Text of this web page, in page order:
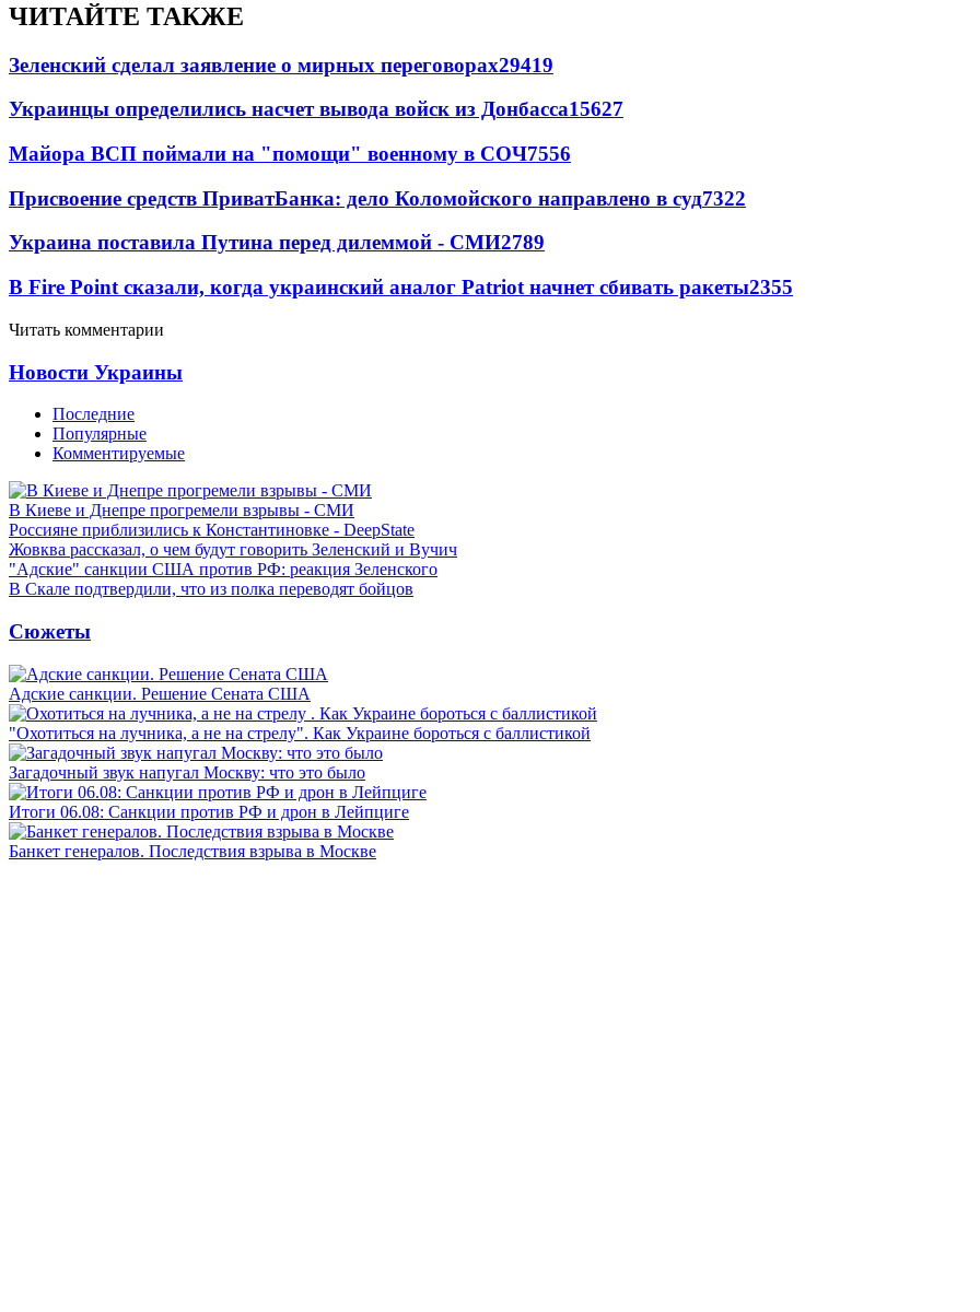
ЧИТАЙТЕ ТАКЖЕ
Зеленский сделал заявление о мирных переговорах29419
Украинцы определились насчет вывода войск из Донбасса15627
Майора ВСП поймали на "помощи" военному в СОЧ7556
Присвоение средств ПриватБанка: дело Коломойского направлено в суд7322
Украина поставила Путина перед дилеммой - СМИ2789
В Fire Point сказали, когда украинский аналог Patriot начнет сбивать ракеты2355
Читать комментарии
Новости Украины
Последние
Популярные
Комментируемые
В Киеве и Днепре прогремели взрывы - СМИ
Россияне приблизились к Константиновке - DeepState
Жовква рассказал, о чем будут говорить Зеленский и Вучич
"Адские" санкции США против РФ: реакция Зеленского
В Скале подтвердили, что из полка переводят бойцов
Сюжеты
Адские санкции. Решение Сената США
"Охотиться на лучника, а не на стрелу". Как Украине бороться с баллистикой
Загадочный звук напугал Москву: что это было
Итоги 06.08: Санкции против РФ и дрон в Лейпциге
Банкет генералов. Последствия взрыва в Москве